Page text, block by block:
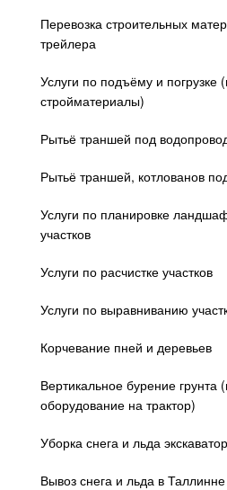
Перевозка строительных
трейлера
Услуги по подъёму и погрузке
стройматериалы)
Рытьё траншей под
Рытьё траншей, котлованов
Услуги по планировке
участков
Услуги по расчистке участков
Услуги по выравниванию
Корчевание пней и деревьев
Вертикальное бурение грунта
оборудование на трактор)
Уборка снега и льда
Вывоз снега и льда в Таллинне